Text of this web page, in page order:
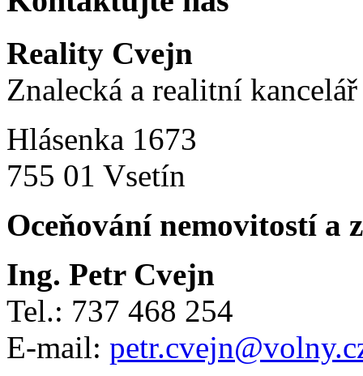
Reality Cvejn
Znalecká a realitní kancelář
Hlásenka 1673
755 01 Vsetín
Oceňování nemovitostí a
Ing. Petr Cvejn
Tel.: 737 468 254
E-mail: